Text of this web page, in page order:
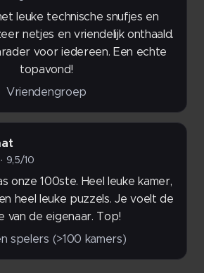
leuke technische snufjes en
netjes en vriendelijk onthaald.
voor iedereen. Een echte
topavond!
Vriendengroep
9,5/10
onze 100ste. Heel leuke kamer,
heel leuke puzzels. Je voelt de
van de eigenaar. Top!
spelers (>100 kamers)